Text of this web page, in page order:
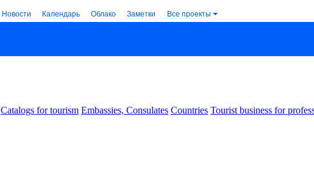
Новости Календарь Облако Заметки Все проекты
Catalogs for tourism Embassies, Consulates Countries Tourist business for